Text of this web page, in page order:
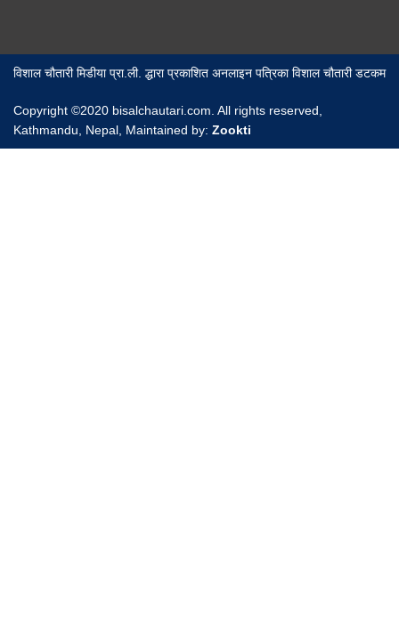
विशाल चौतारी मिडीया प्रा.ली. द्धारा प्रकाशित अनलाइन पत्रिका विशाल चौतारी डटकम
Copyright ©2020 bisalchautari.com. All rights reserved,
Kathmandu, Nepal, Maintained by: Zookti